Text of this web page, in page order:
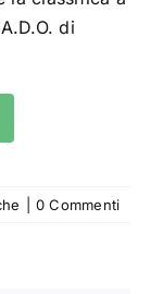
di
0 Commenti